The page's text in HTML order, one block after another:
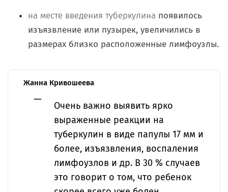
на месте введения туберкулина появилось
изъязвление или пузырек, увеличились в
размерах близко расположенные лимфоузлы.
Жанна Кривошеева
Очень важно выявить ярко
выраженные реакции на
туберкулин в виде папулы 17 мм и
более, изъязвления, воспаления
лимфоузлов и др. В 30 % случаев
это говорит о том, что ребенок